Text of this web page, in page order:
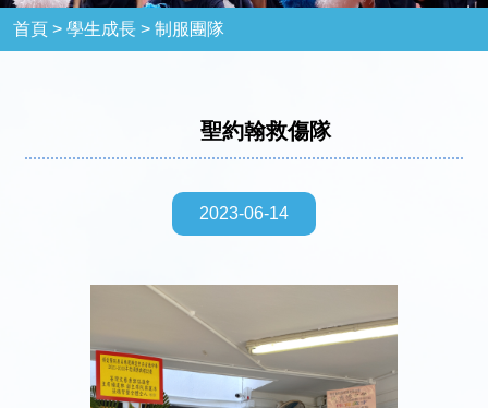
首頁 > 學生成長 >制服團隊
聖約翰救傷隊
2023-06-14